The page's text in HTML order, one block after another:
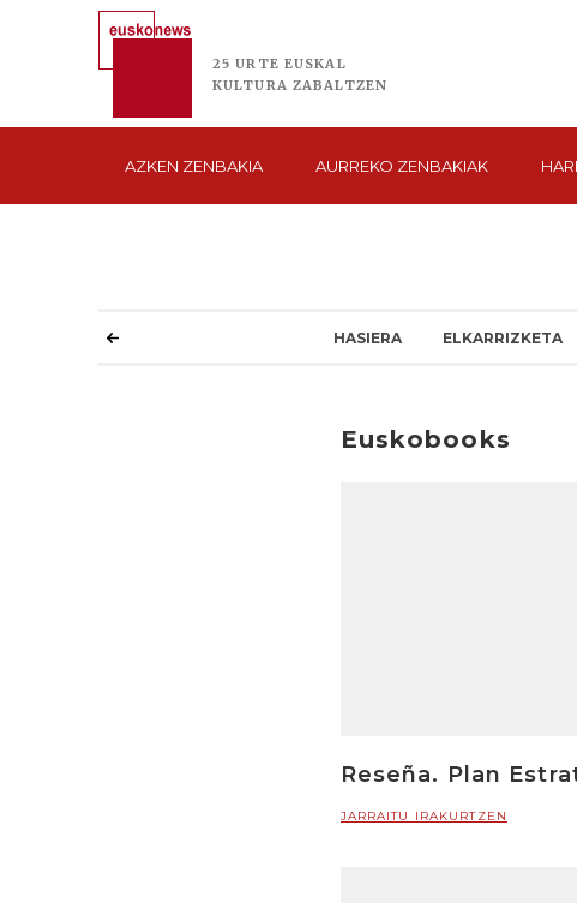
25 URTE EUSKAL
KULTURA ZABALTZEN
AZKEN ZENBAKIA AURREKO ZENBAKIAK
HASIERA ELKARRIZKETA
Euskobooks
Reseña. Plan
JARRAITU IRAKURTZEN